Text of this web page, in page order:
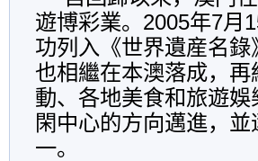
遊博彩業。2005年7月
功列入《世界遺産名
也相繼在本澳落成，
動、各地美食和旅遊
閑中心的方向邁進，
一。